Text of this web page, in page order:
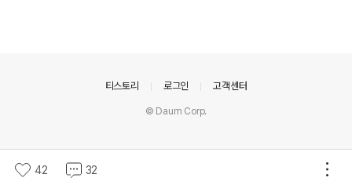
42 32
티스토리 로그인 고객센터
© Daum Corp.